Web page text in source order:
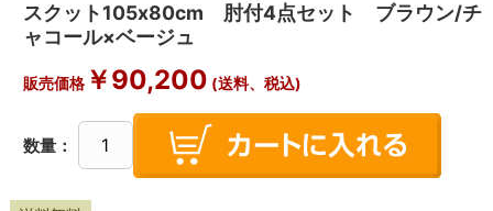
スクット105x80cm 肘付4点セット ブラウン/チ
ャコール×ベージュ
販売価格￥90,200 (送料、税込)
数量：